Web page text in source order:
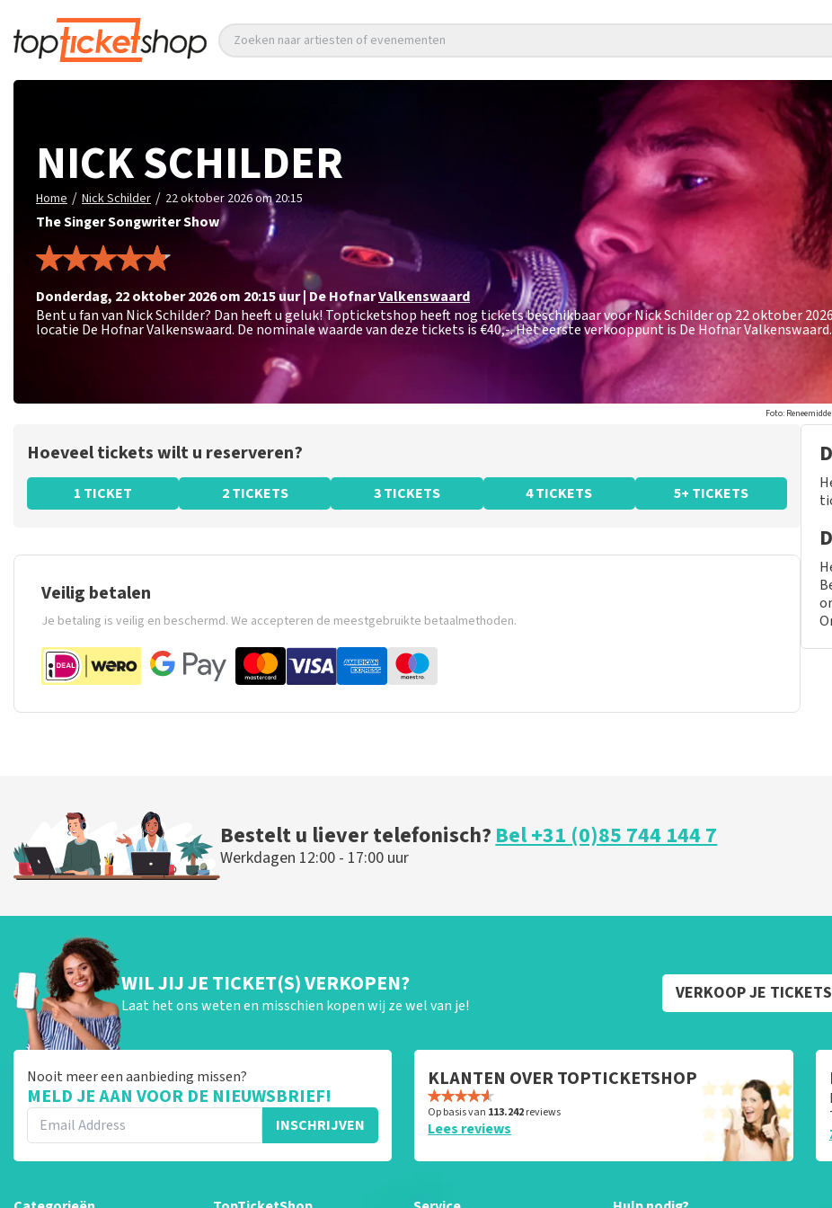
Zoeken naar artiesten of evenementen
NICK SCHILDER
Home / Nick Schilder / 22 oktober 2026 om 20:15
The Singer Songwriter Show
donderdag, 22 oktober 2026 om 20:15uur|De HofnarValkenswaard
Bent u fan van Nick Schilder? Dan heeft u geluk! Topticketshop heeft nog tickets beschikbaar voor Nick Schilder op 22 oktober
locatie De Hofnar Valkenswaard. De nominale waarde van deze tickets is€40,-. Het eerste verkooppunt is De Hofnar Valkenswaard.
Foto:
Hoeveel tickets wilt u reserveren?
1 TICKET 2 TICKETS 3 TICKETS 4 TICKETS 5+ TICKETS
Veilig betalen
Je betaling is veilig en beschermd. We accepteren de meestgebruikte betaalmethoden.
Bestelt u liever telefonisch?Bel +31 (0)85 744 144 7
Werkdagen 12:00 - 17:00 uur
WIL JIJ JE TICKET(S) VERKOPEN?
Laat het ons weten en misschien kopen wij ze wel van je!
VERKOOP JE TICKETS
Nooit meer een aanbieding missen?
MELD JE AAN VOOR DE NIEUWSBRIEF!
INSCHRIJVEN
KLANTEN OVER TOPTICKETSHOP
Op basis van 113.242reviews
Lees reviews